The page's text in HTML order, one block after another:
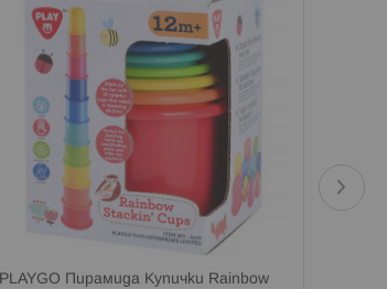
PLAYGO Пирамида Купички Rainbow